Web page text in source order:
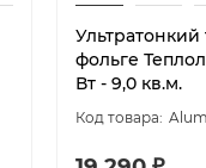
фольге
Вт - 9,0 кв.м.